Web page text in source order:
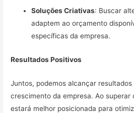
Soluções Criativas: Buscar
adaptem ao orçamento
específicas da empresa.
Resultados Positivos
Juntos, podemos alcançar
crescimento da empresa. Ao superar
estará melhor posicionada para